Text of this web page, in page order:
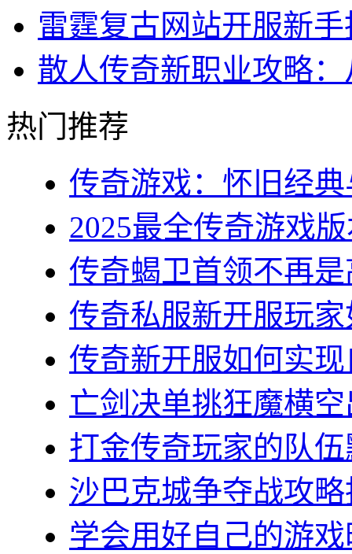
雷霆复古网站开服新
散人传奇新职业攻略
热门推荐
传奇游戏：怀旧经
2025最全传奇游戏
传奇蝎卫首领不再
传奇私服新开服玩
传奇新开服如何实
亡剑决单挑狂魔横
打金传奇玩家的队
沙巴克城争夺战攻
学会用好自己的游